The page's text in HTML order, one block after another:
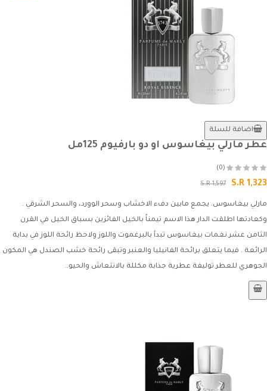
اضافة للسلة
عطر مارلي بيغاسوس او دو بارفيوم 125مل
(0)
S.R 1,323
S.R 1,597
مارلي بيغاسوس. يجمع مابين دفء الاخشاب وسحر الوورد، والسحر الشرقي .
وكعادتها اطلقت الدار هذا الاسم تيمناً بالخيل الفائزين بسباق الخيل في القرن
الثامن عشر.نغمات بيغاسوس تبدأ بالبرغموت واللوز ولاحظ رائحة اللوز في بداية
الرائعة . فيما يتعلق برائحة الفانيليا والعنبر وتبقى رائحة خشب الصندل هي المكون
الجوهري للعطر.توليفة عطرية جذابة مكللة بالانتعاش والحيو..